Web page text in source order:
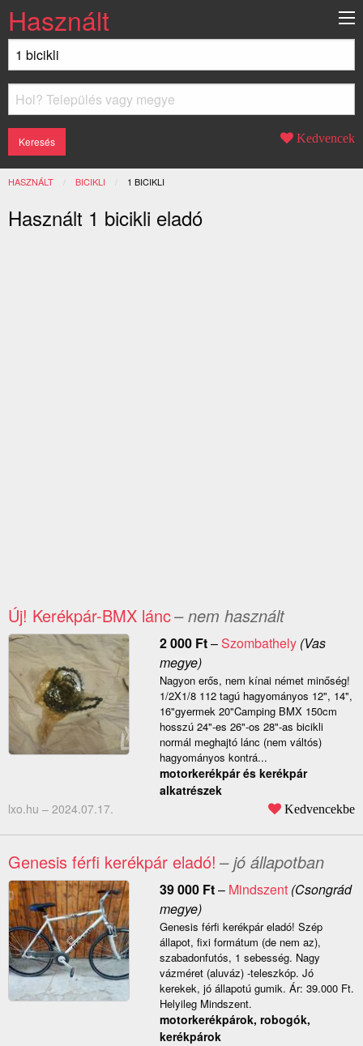
Használt
Kedvencek
HASZNÁLT BICIKLI JELENLEGI:
1 BICIKLI
Használt 1 bicikli eladó
Új! Kerékpár-BMX lánc– nem használt
2 000 Ft–Szombathely(Vas
megye)
Nagyon erős, nem kínai német minőség!
1/2X1/8 112 tagú hagyományos 12", 14",
16"gyermek 20"Camping BMX 150cm
hosszú 24"-es 26"-os 28"-as bicikli
normál meghajtó lánc (nem váltós)
hagyományos kontrá...
motorkerékpár és kerékpár
alkatrészek
lxo.hu – 2024.07.17. Kedvencekbe
Genesis férfi kerékpár eladó! – jó állapotban
39 000 Ft– Mindszent(Csongrád
megye)
Genesis férfi kerékpár eladó! Szép
állapot, fixi formátum (de nem az),
szabadonfutós, 1 sebesség. Nagy
vázméret (aluváz) -teleszkóp. Jó
kerekek, jó állapotú gumik. Ár: 39.000 Ft.
Helyileg Mindszent.
motorkerékpárok, robogók,
kerékpárok